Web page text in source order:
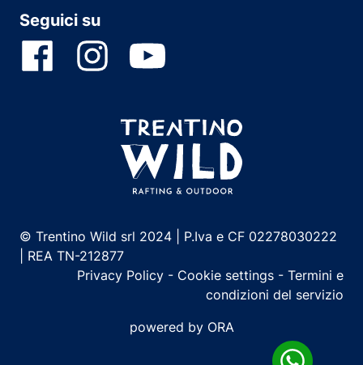
Seguici su
© Trentino Wild srl 2024 | P.Iva e CF 02278030222
| REA TN-212877
Privacy Policy - Cookie settings - Termini e
condizioni del servizio
powered by ORA